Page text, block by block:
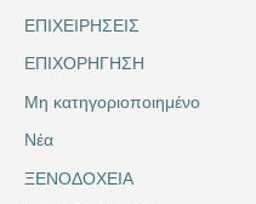
ΕΠΙΧΕΙΡΗΣΕΙΣ
ΕΠΙΧΟΡΗΓΗΣΗ
Μη κατηγοριοποιημένο
Νέα
ΞΕΝΟΔΟΧΕΙΑ